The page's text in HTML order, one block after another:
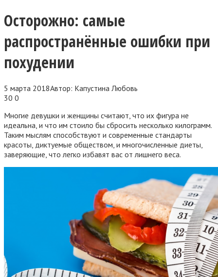
Осторожно: самые
распространённые ошибки при
похудении
5 марта 2018Автор: Капустина Любовь
30 0
Многие девушки и женщины считают, что их фигура не
идеальна, и что им стоило бы сбросить несколько килограмм.
Таким мыслям способствуют и современные стандарты
красоты, диктуемые обществом, и многочисленные диеты,
заверяющие, что легко избавят вас от лишнего веса.